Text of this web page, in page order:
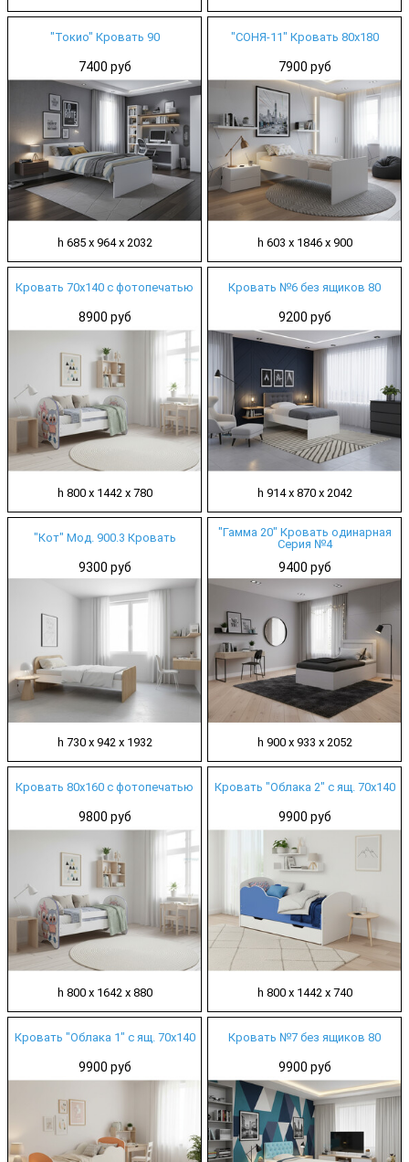
"Токио" Кровать 90
7400 руб
h 685 х 964 х 2032
"СОНЯ-11" Кровать 80х180
7900 руб
h 603 х 1846 х 900
Кровать 70х140 с фотопечатью
8900 руб
h 800 х 1442 х 780
Кровать №6 без ящиков 80
9200 руб
h 914 х 870 х 2042
"Кот" Мод. 900.3 Кровать
9300 руб
h 730 х 942 х 1932
"Гамма 20" Кровать одинарная
Серия №4
9400 руб
h 900 х 933 х 2052
Кровать 80х160 с фотопечатью
9800 руб
h 800 х 1642 х 880
Кровать "Облака 2" с ящ. 70х140
9900 руб
h 800 х 1442 х 740
Кровать "Облака 1" с ящ. 70х140
9900 руб
Кровать №7 без ящиков 80
9900 руб